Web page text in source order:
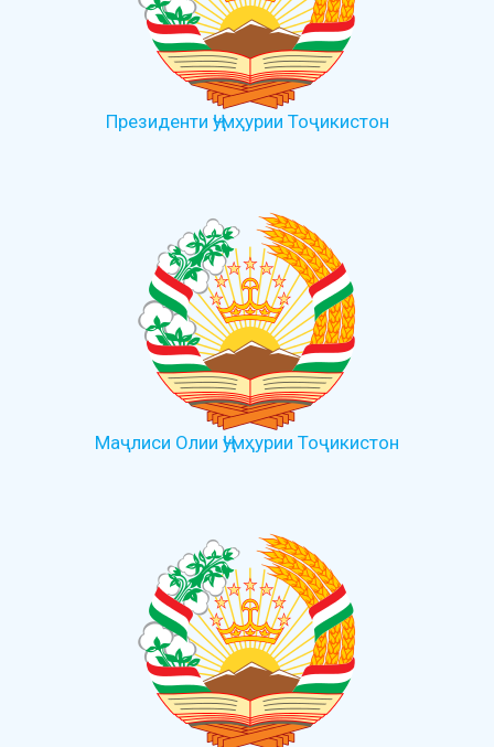
Президенти Ҷумҳурии Тоҷикистон
Маҷлиси Олии Ҷумҳурии Тоҷикистон